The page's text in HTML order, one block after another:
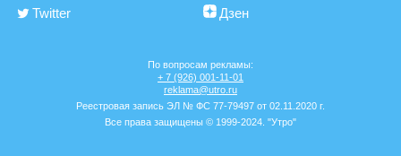
Twitter
Дзен
По вопросам рекламы:
+ 7 (926) 001-11-01
reklama@utro.ru
Реестровая запись ЭЛ № ФС 77-79497 от 02.11.2020 г.
Все права защищены © 1999-2024. "Утро"